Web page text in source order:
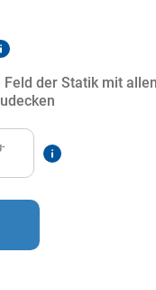
Feld der Statik mit